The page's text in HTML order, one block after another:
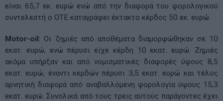
είναι 65,7 εκ. ευρώ ενώ από την διαφορά του φορολογικού
συντελεστή ο ΟΤΕ καταγράφει έκτακτο κέρδος 50 εκ. ευρώ.
Motor-oil: Οι ζημιές από αποθέματα διαμορφώθηκαν σε 10
εκατ. ευρώ, ενώ πέρυσι είχε κέρδη 10 εκατ. ευρώ. Ζημιές
ακόμα υπήρξαν και από νομισματικές διαφορές ύψους 8,5
εκατ. ευρώ, έναντι κερδών πέρυσι 3,5 εκατ. ευρώ και τέλος
αρνητική διαφορά από αναβαλλόμενη φορολογία ύψους 15,3
εκατ. ευρώ. Συνολικά από τους τρεις αυτούς παράγοντες έχει